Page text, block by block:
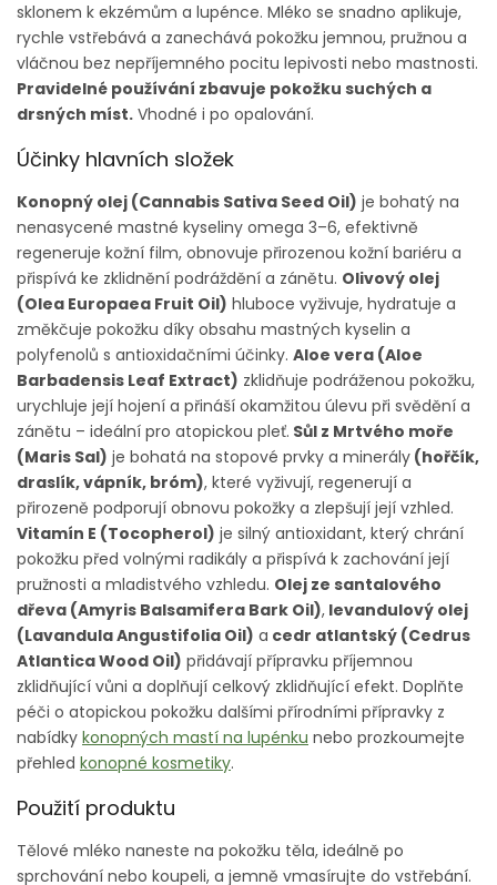
sklonem k ekzémům a lupénce. Mléko se snadno aplikuje,
rychle vstřebává a zanechává pokožku jemnou, pružnou a
vláčnou bez nepříjemného pocitu lepivosti nebo mastnosti.
Pravidelné používání zbavuje pokožku suchých a
drsných míst. Vhodné i po opalování.
Účinky hlavních složek
Konopný olej (Cannabis Sativa Seed Oil) je bohatý na
nenasycené mastné kyseliny omega 3–6, efektivně
regeneruje kožní film, obnovuje přirozenou kožní bariéru a
přispívá ke zklidnění podráždění a zánětu. Olivový olej
(Olea Europaea Fruit Oil) hluboce vyživuje, hydratuje a
změkčuje pokožku díky obsahu mastných kyselin a
polyfenolů s antioxidačními účinky. Aloe vera (Aloe
Barbadensis Leaf Extract) zklidňuje podráženou pokožku,
urychluje její hojení a přináší okamžitou úlevu při svědění a
zánětu – ideální pro atopickou pleť. Sůl z Mrtvého moře
(Maris Sal) je bohatá na stopové prvky a minerály (hořčík,
draslík, vápník, bróm), které vyživují, regenerují a
přirozeně podporují obnovu pokožky a zlepšují její vzhled.
Vitamín E (Tocopherol) je silný antioxidant, který chrání
pokožku před volnými radikály a přispívá k zachování její
pružnosti a mladistvého vzhledu. Olej ze santalového
dřeva (Amyris Balsamifera Bark Oil), levandulový olej
(Lavandula Angustifolia Oil) a cedr atlantský (Cedrus
Atlantica Wood Oil) přidávají přípravku příjemnou
zklidňující vůni a doplňují celkový zklidňující efekt. Doplňte
péči o atopickou pokožku dalšími přírodními přípravky z
nabídky konopných mastí na lupénku nebo prozkoumejte
přehled konopné kosmetiky.
Použití produktu
Tělové mléko naneste na pokožku těla, ideálně po
sprchování nebo koupeli, a jemně vmasírujte do vstřebání.